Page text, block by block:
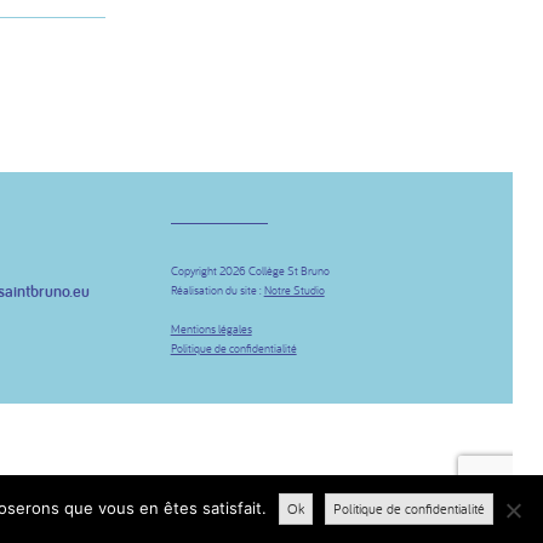
Copyright 2026 Collège St Bruno
Réalisation du site : Notre Studio
Mentions légales
Politique de confidentialité
que vous en êtes satisfait. Ok Politique de confidentialité